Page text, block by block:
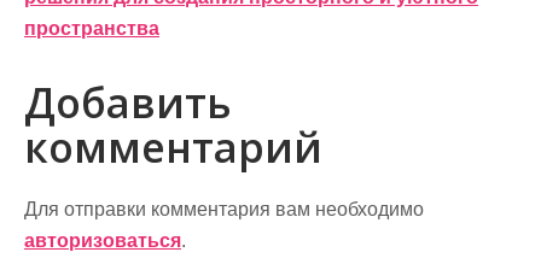
и
г
а
ц
и
пространства
Добавить
комментарий
Для отправки комментария вам необходимо
авторизоваться.